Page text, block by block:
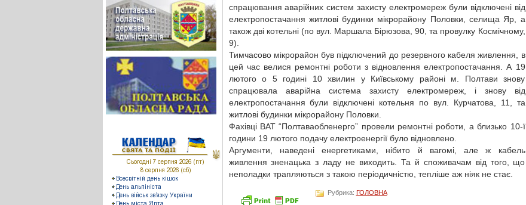
спрацювання аварійних систем захисту електромереж були відключені від
електропостачання житлові будинки мікрорайону Половки, селища Яр, а
також дві котельні (по вул. Маршала Бірюзова, 90, та провулку Космічному,
9).
Тимчасово мікрорайон був підключений до резервного кабеля живлення, в
цей час велися ремонтні роботи з відновлення електропостачання. А 19
лютого о 5 годині 10 хвилин у Київському районі м. Полтави знову
спрацювала аварійна система захисту електромереж, і знову від
електропостачання були відключені котельня по вул. Курчатова, 11, та
житлові будинки мікрорайону Половки.
Фахівці ВАТ “Полтаваобленерго” провели ремонтні роботи, а близько 10-ї
години 19 лютого подачу електроенергії було відновлено.
Аргументи, наведені енергетиками, нібито й вагомі, але ж кабель
живлення зненацька з ладу не виходить. Та й споживачам від того, що
неполадки трапляються з такою періодичністю, тепліше аж ніяк не стає.
Рубрика: ГОЛОВНА